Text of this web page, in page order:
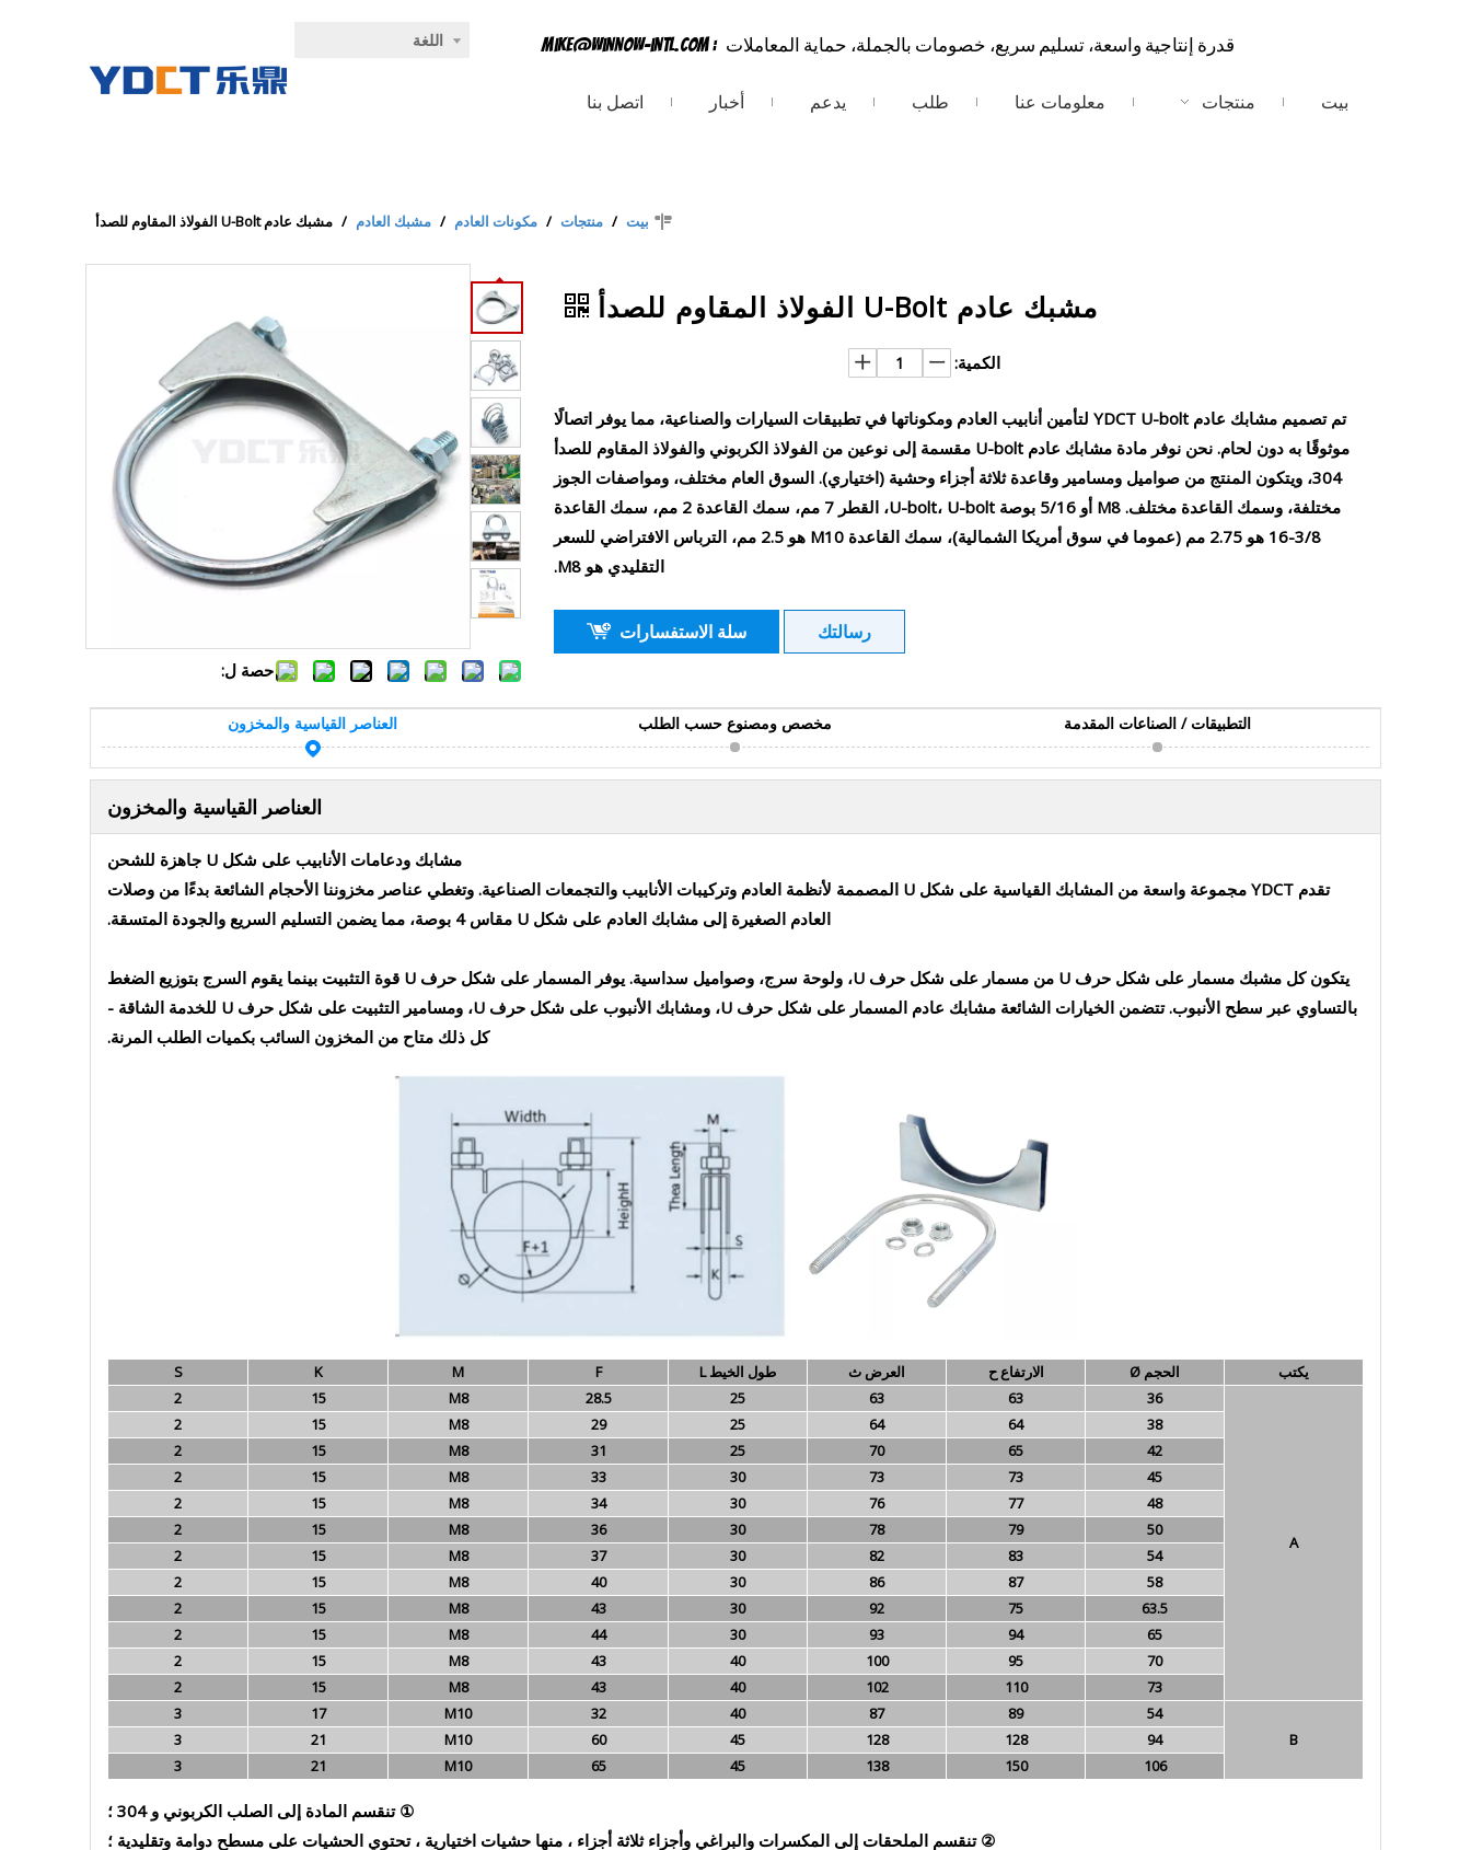
قدرة إنتاجية واسعة، تسليم سريع، خصومات بالجملة، حماية المعاملات :
mike@winnow-intl.com اللغة
بيت منتجات معلومات عنا طلب يدعم أخبار اتصل بنا
بيت / منتجات / مكونات العادم / مشبك العادم / مشبك عادم U-Bolt الفولاذ المقاوم للصدأ
حصة ل:
مشبك عادم U-Bolt الفولاذ المقاوم للصدأ
الكمية:
تم تصميم مشابك عادم YDCT U-bolt لتأمين أنابيب العادم ومكوناتها في تطبيقات السيارات والصناعية، مما يوفر اتصالًا
موثوقًا به دون لحام. نحن نوفر مادة مشابك عادم U-bolt مقسمة إلى نوعين من الفولاذ الكربوني والفولاذ المقاوم للصدأ
304، ويتكون المنتج من صواميل ومسامير وقاعدة ثلاثة أجزاء وحشية (اختياري). السوق العام مختلف، ومواصفات الجوز
مختلفة، وسمك القاعدة مختلف. M8 أو 5/16 بوصة U-bolt، U-bolt، القطر 7 مم، سمك القاعدة 2 مم، سمك القاعدة
3/8-16 هو 2.75 مم (عموما في سوق أمريكا الشمالية)، سمك القاعدة M10 هو 2.5 مم، الترباس الافتراضي للسعر
التقليدي هو M8.
رسالتك سلة الاستفسارات
العناصر القياسية والمخزون مخصص ومصنوع حسب الطلب التطبيقات / الصناعات المقدمة
العناصر القياسية والمخزون
مشابك ودعامات الأنابيب على شكل U جاهزة للشحن
تقدم YDCT مجموعة واسعة من المشابك القياسية على شكل U المصممة لأنظمة العادم وتركيبات الأنابيب والتجمعات الصناعية. وتغطي عناصر مخزوننا الأحجام الشائعة بدءًا من وصلات
العادم الصغيرة إلى مشابك العادم على شكل U مقاس 4 بوصة، مما يضمن التسليم السريع والجودة المتسقة.
يتكون كل مشبك مسمار على شكل حرف U من مسمار على شكل حرف U، ولوحة سرج، وصواميل سداسية. يوفر المسمار على شكل حرف U قوة التثبيت بينما يقوم السرج بتوزيع الضغط
بالتساوي عبر سطح الأنبوب. تتضمن الخيارات الشائعة مشابك عادم المسمار على شكل حرف U، ومشابك الأنبوب على شكل حرف U، ومسامير التثبيت على شكل حرف U للخدمة الشاقة -
كل ذلك متاح من المخزون السائب بكميات الطلب المرنة.
يكتب الحجم Ø الارتفاع ح العرض ث طول الخيط L F
M
K
S
A
36
63
63
25
28.5
M8
15
2
38
64
64
25
29
M8
15
2
42
65
70
25
31
M8
15
2
45
73
73
30
33
M8
15
2
48
77
76
30
34
M8
15
2
50
79
78
30
36
M8
15
2
54
83
82
30
37
M8
15
2
58
87
86
30
40
M8
15
2
63.5
75
92
30
43
M8
15
2
65
94
93
30
44
M8
15
2
70
95
100
40
43
M8
15
2
73
110
102
40
43
M8
15
2
B
54
89
87
40
32
M10
17
3
94
128
128
45
60
M10
21
3
106
150
138
45
65
M10
21
3
① تنقسم المادة إلى الصلب الكربوني و 304 ؛
② تنقسم الملحقات إلى المكسرات والبراغي وأجزاء ثلاثة أجزاء ، منها حشيات اختيارية ، تحتوي الحشيات على مسطح دوامة وتقليدية ؛